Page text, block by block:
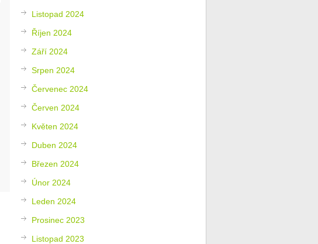
Listopad 2024
Říjen 2024
Září 2024
Srpen 2024
Červenec 2024
Červen 2024
Květen 2024
Duben 2024
Březen 2024
Únor 2024
Leden 2024
Prosinec 2023
Listopad 2023